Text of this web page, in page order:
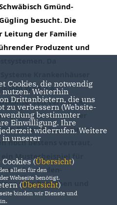
Gmünd-
besucht. Die
Leitung der Familie
Produzent und
Weg u.a.
verschickt
Geräusch der
Kapseln aus meiner
noch bestens vertraut.
Musterbeispiel für
in Baden-
so sehr brauchen und
Cookies, die notwendig
nutzen. Weiterhin
Drittanbietern, die uns
zu verbessern (Website-
bestimmter
Einwilligung. Ihre
widerrufen. Weitere
in unserer
(Übersicht)
allein für den
Webseite benötigt.
(Übersicht)
binden wir Dienste und